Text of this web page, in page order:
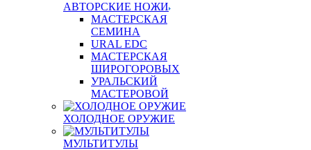
АВТОРСКИЕ НОЖИ
МАСТЕРСКАЯ
СЕМИНА
URAL EDC
МАСТЕРСКАЯ
ШИРОГОРОВЫХ
УРАЛЬСКИЙ
МАСТЕРОВОЙ
ХОЛОДНОЕ ОРУЖИЕ
МУЛЬТИТУЛЫ